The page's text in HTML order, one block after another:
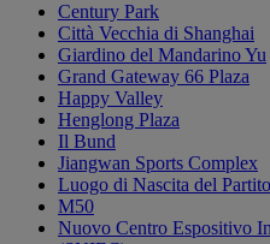
Century Park
Città Vecchia di Shanghai
Giardino del Mandarino Yu
Grand Gateway 66 Plaza
Happy Valley
Henglong Plaza
Il Bund
Jiangwan Sports Complex
Luogo di Nascita del
M50
Nuovo Centro Espositivo